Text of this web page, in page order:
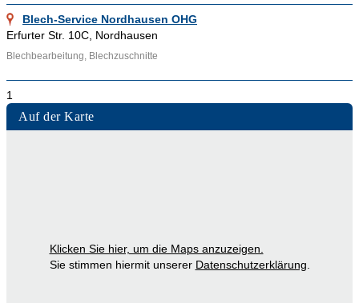
Schneidetechnologien zum Einsatz, wie zum Beispiel
Laserschneiden, Plasmaschneiden und
spezifische Vorteile hinsichtlich Schnelligkeit, Genauigkeit und
Materialbeschaffenheit und wird je nach Anforderung und
Materialstärke ausgewählt.
Das Laserschneiden gehört zu den fortschrittlichsten und
Blech-Service Nordhausen OHG
Erfurter Str. 10C, Nordhausen
Blechbearbeitung, Blechzuschnitte
1
Auf der Karte
Klicken Sie hier, um die Maps anzuzeigen.
Sie stimmen hiermit unserer Datenschutzerklärung